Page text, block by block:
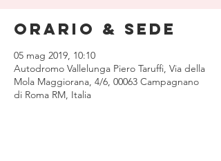
Orario & Sede
05 mag 2019, 10:10
Autodromo Vallelunga Piero Taruffi, Via della
Mola Maggiorana, 4/6, 00063 Campagnano
di Roma RM, Italia